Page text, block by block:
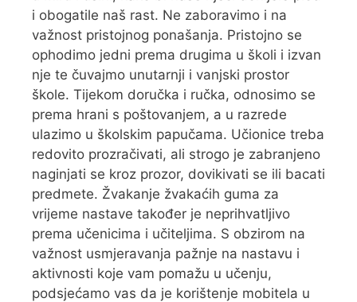
i obogatile naš rast. Ne zaboravimo i na
važnost pristojnog ponašanja. Pristojno se
ophodimo jedni prema drugima u školi i izvan
nje te čuvajmo unutarnji i vanjski prostor
škole. Tijekom doručka i ručka, odnosimo se
prema hrani s poštovanjem, a u razrede
ulazimo u školskim papučama. Učionice treba
redovito prozračivati, ali strogo je zabranjeno
naginjati se kroz prozor, dovikivati se ili bacati
predmete. Žvakanje žvakaćih guma za
vrijeme nastave također je neprihvatljivo
prema učenicima i učiteljima. S obzirom na
važnost usmjeravanja pažnje na nastavu i
aktivnosti koje vam pomažu u učenju,
podsjećamo vas da je korištenje mobitela u